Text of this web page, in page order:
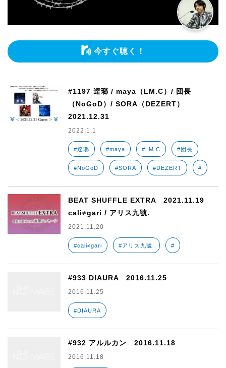
今すぐ聴く！
#1197 逹瑯 / maya（LM.C）/ 団長
（NoGoD）/ SORA（DEZERT）
2021.12.31
2022.1.1
#逹瑯 #maya #LM.C #団長
#NoGoD #SORA #DEZERT #
BEAT SHUFFLE EXTRA 2021.11.19
cali≠gari / アリス九號.
2021.11.20
#cali≠gari #アリス九號. #
#933 DIAURA 2016.11.25
2016.11.25
#DIAURA
#932 アルルカン 2016.11.18
2016.11.18